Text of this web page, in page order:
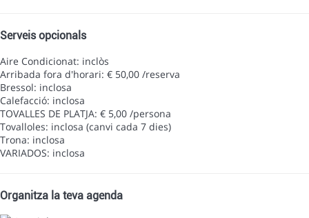
Serveis opcionals
Aire Condicionat: inclòs
Arribada fora d'horari: € 50,00 /reserva
Bressol: inclosa
Calefacció: inclosa
TOVALLES DE PLATJA: € 5,00 /persona
Tovalloles: inclosa (canvi cada 7 dies)
Trona: inclosa
VARIADOS: inclosa
Organitza la teva agenda